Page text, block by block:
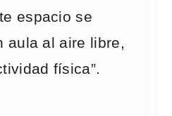
espacio se
aula al aire libre,
física”.